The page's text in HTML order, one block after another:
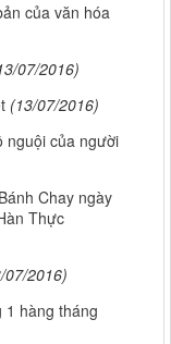
của văn hóa
07/2016)
(13/07/2016)
nguội của người
Chay ngày
Thực
07/2016)
1 hàng tháng